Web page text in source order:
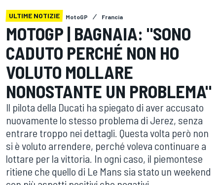
ULTIME NOTIZIE MotoGP Francia
MOTOGP | BAGNAIA: "SONO
CADUTO PERCHÉ NON HO
VOLUTO MOLLARE
NONOSTANTE UN PROBLEMA"
Il pilota della Ducati ha spiegato di aver accusato
nuovamente lo stesso problema di Jerez, senza
entrare troppo nei dettagli. Questa volta però non
si è voluto arrendere, perché voleva continuare a
lottare per la vittoria. In ogni caso, il piemontese
ritiene che quello di Le Mans sia stato un weekend